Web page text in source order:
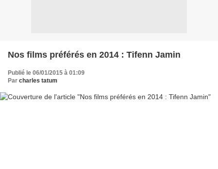
Nos films préférés en 2014 : Tifenn Jamin
Publié le 06/01/2015 à 01:09
Par charles tatum